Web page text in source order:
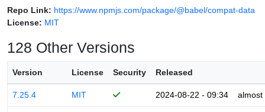
Repo Link: https://www.npmjs.com/package/@babel/compat-data
License: MIT
128 Other Versions
Version License Security Released
7.25.4 MIT 2024-08-22 - 09:34 almost